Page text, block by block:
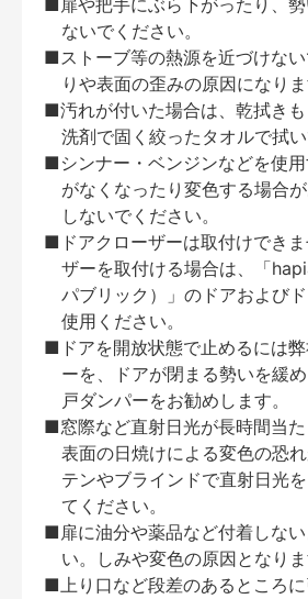
■扉や把手にぶら下がったり、
ないでください。
■ストーブ等の熱源を近づけな
りや表面の歪みの原因になりま
■汚れが付いた場合は、乾拭き
洗剤で固く絞ったタオルで拭い
■シンナー・ベンジンなどを使
がなくなったり変色する場合
しないでください。
■ドアクローザーは取付けでき
ザーを取付ける場合は、「
パブリック）」のドアおよび
使用ください。
■ドアを開放状態で止めるには
ーを、ドアが閉まる勢いを緩
戸ダンパーをお勧めします。
■窓際など直射日光が長時間当た
表面の日焼けによる変色の恐
テンやブラインドで直射日光
てください。
■扉に油分や薬品など付着しな
い。しみや変色の原因となりま
■上り口など段差のあるところ